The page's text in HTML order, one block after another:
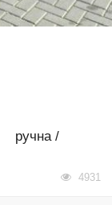
ручна /
4931